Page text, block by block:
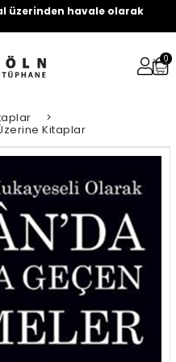
üzerinden havale olarak
0
>
Kitaplar